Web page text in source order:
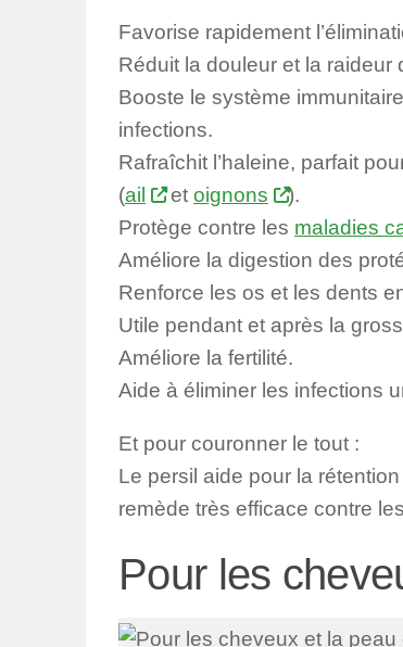
Favorise rapidement
Réduit la douleur et la raideur
Booste le système
infections.
Rafraîchit l’haleine, parfait
(ail etoignons
).
Protège contre les maladies
Améliore la digestion des
Renforce les os et les dents
Utile pendant et après la
Améliore la fertilité.
Aide à éliminer les infections
Et pour couronner le tout :
Le persil aide pour la
remède très efficace contre
Pour les